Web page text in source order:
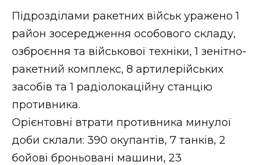
Підрозділами ракетних військ уражено 1
район зосередження особового складу,
озброєння та військової техніки, 1 зенітно-
ракетний комплекс, 8 артилерійських
засобів та 1 радіолокаційну станцію
противника.
Орієнтовні втрати противника минулої
доби склали: 390 окупантів, 7 танків, 2
бойові броньовані машини, 23